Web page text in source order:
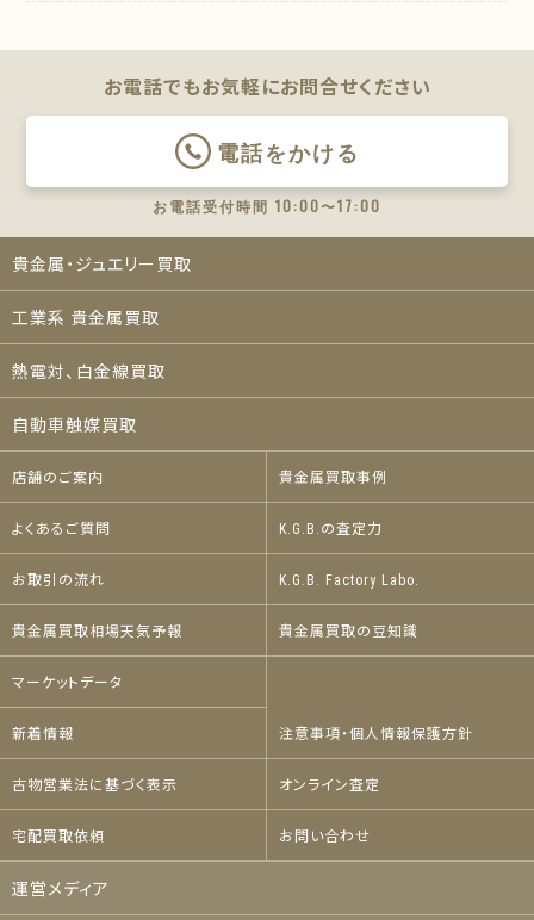
お電話でもお気軽にお問合せください
電話をかける
お電話受付時間 10:00〜17:00
貴金属・ジュエリー買取
工業系 貴金属買取
熱電対、白金線買取
自動車触媒買取
店舗のご案内 貴金属買取事例
よくあるご質問 K.G.B.の査定力
お取引の流れ K.G.B. Factory Labo.
貴金属買取相場天気予報 貴金属買取の豆知識
マーケットデータ
新着情報 注意事項・個人情報保護方針
古物営業法に基づく表示 オンライン査定
宅配買取依頼 お問い合わせ
運営メディア